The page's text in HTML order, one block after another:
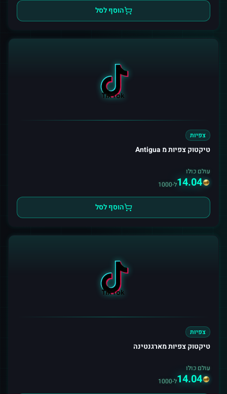
הוסף לסל
צפיות
טיקטוק צפיות מ Antigua
עולם כולו
14.04ל-1000
הוסף לסל
צפיות
טיקטוק צפיות מארגנטינה
עולם כולו
14.04ל-1000